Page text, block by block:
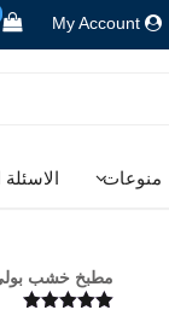
My Account
منوعات
مطبخ خشب